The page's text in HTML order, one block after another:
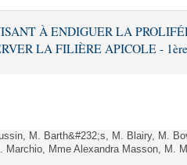
lois
À ENDIGUER LA
LA FILIÈRE APICOLE - 1ère
M. Barth&#232;s, M. Blairy, M.
Marchio, Mme Alexandra Masson, M.